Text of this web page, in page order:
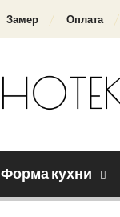
Замер Оплата
Форма кухни